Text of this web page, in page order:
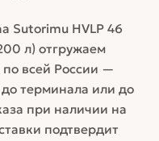
Sutorimu HVLP 46
л) отгружаем
всей России —
терминала или до
при наличии на
подтвердит